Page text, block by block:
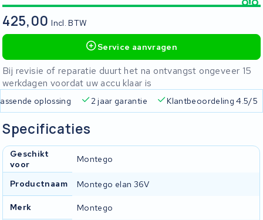
425,00Incl. BTW
Service aanvragen
Bij revisie of reparatie duurt het na ontvangst ongeveer 15
werkdagen voordat uw accu klaar is
oplossing 2 jaar garantie Klantbeoordeling 4.5/5
Specificaties
Geschikt
voor
Montego
Productnaam Montego elan 36V
Merk
Montego